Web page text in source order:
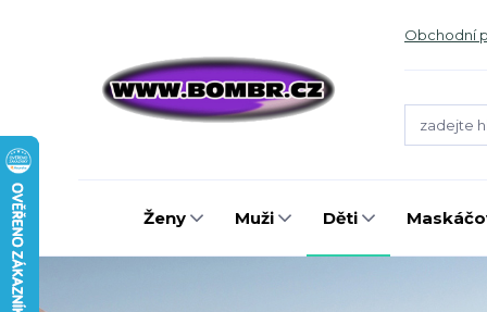
Obchodní
Ženy Muži Děti